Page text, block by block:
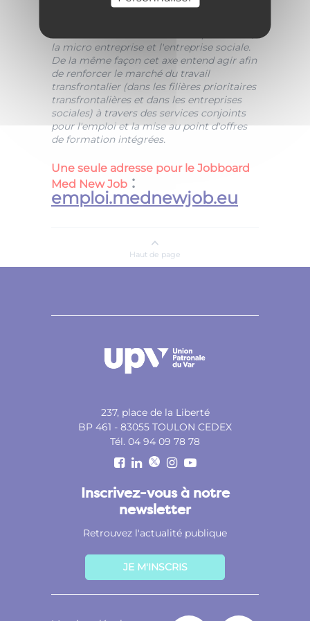
l'activité économique dans les filières
la micro entreprise et l'entreprise sociale.
De la même façon cet axe entend agir afin
de renforcer le marché du travail
transfrontalier (dans les filières prioritaires
transfrontalières et dans les entreprises
sociales) à travers des services conjoints
pour l'emploi et la mise au point d'offres
de formation intégrées.
Une seule adresse pour le Jobboard
Med New Job :
emploi.mednewjob.eu
Haut de page
237, place de la Liberté
BP 461 - 83055 TOULON CEDEX
Tél. 04 94 09 78 78
Inscrivez-vous à notre
newsletter
Retrouvez l'actualité publique
JE M'INSCRIS